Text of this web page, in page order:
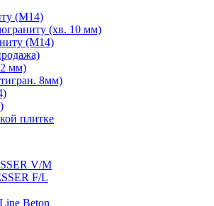
(М14)
(хв. 10 мм)
(М14)
мм)
8мм)
плитке
V/M
F/L
Beton